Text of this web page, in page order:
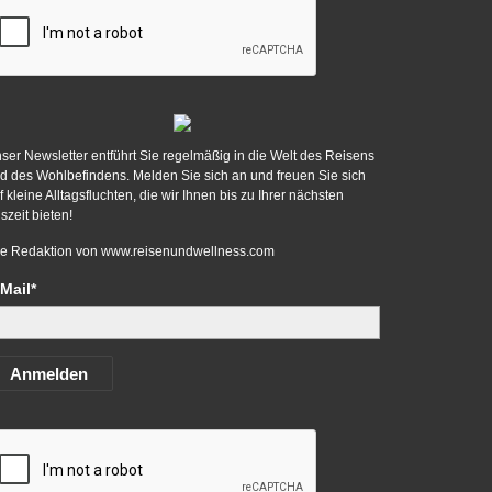
Newsletter entführt Sie regelmäßig in die Welt des Reisens
des Wohlbefindens. Melden Sie sich an und freuen Sie sich
kleine Alltagsfluchten, die wir Ihnen bis zu Ihrer nächsten
bieten!
Redaktion von www.reisenundwellness.com
Anmelden